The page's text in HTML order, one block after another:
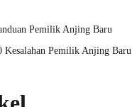
Kesalahan Pemilik Anjing Baru
Pemilik Anjing Baru